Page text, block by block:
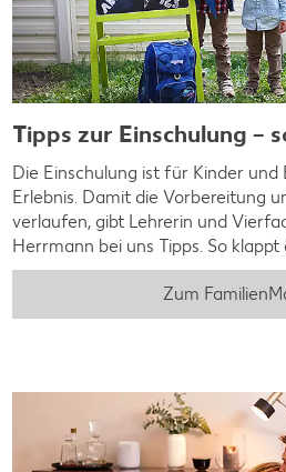
Tipps zur Einschulung –
Die Einschulung ist für Kinder
Erlebnis. Damit die Vorbereitung
verlaufen, gibt Lehrerin und
Herrmann bei uns Tipps. So
Zum